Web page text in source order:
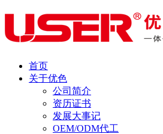
首页
关于优色
公司简介
资历证书
发展大事记
OEM/ODM代工